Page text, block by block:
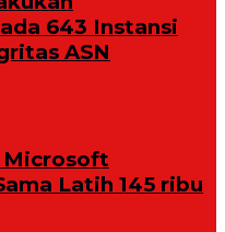
643 Instansi
ASN
Microsoft
Latih 145 ribu